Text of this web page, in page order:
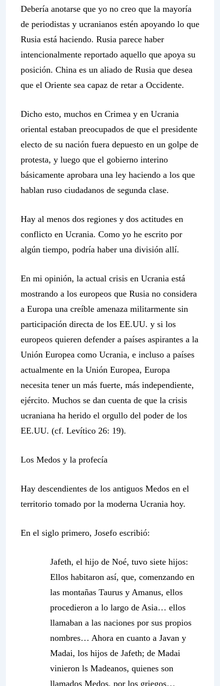
Debería anotarse que yo no creo que la mayoría
de periodistas y ucranianos estén apoyando lo que
Rusia está haciendo. Rusia parece haber
intencionalmente reportado aquello que apoya su
posición. China es un aliado de Rusia que desea
que el Oriente sea capaz de retar a Occidente.
Dicho esto, muchos en Crimea y en Ucrania
oriental estaban preocupados de que el presidente
electo de su nación fuera depuesto en un golpe de
protesta, y luego que el gobierno interino
básicamente aprobara una ley haciendo a los que
hablan ruso ciudadanos de segunda clase.
Hay al menos dos regiones y dos actitudes en
conflicto en Ucrania. Como yo he escrito por
algún tiempo, podría haber una división allí.
En mi opinión, la actual crisis en Ucrania está
mostrando a los europeos que Rusia no considera
a Europa una creíble amenaza militarmente sin
participación directa de los EE.UU. y si los
europeos quieren defender a países aspirantes a la
Unión Europea como Ucrania, e incluso a países
actualmente en la Unión Europea, Europa
necesita tener un más fuerte, más independiente,
ejército. Muchos se dan cuenta de que la crisis
ucraniana ha herido el orgullo del poder de los
EE.UU. (cf. Levítico 26: 19).
Los Medos y la profecía
Hay descendientes de los antiguos Medos en el
territorio tomado por la moderna Ucrania hoy.
En el siglo primero, Josefo escribió:
Jafeth, el hijo de Noé, tuvo siete hijos:
Ellos habitaron así, que, comenzando en
las montañas Taurus y Amanus, ellos
procedieron a lo largo de Asia… ellos
llamaban a las naciones por sus propios
nombres… Ahora en cuanto a Javan y
Madai, los hijos de Jafeth; de Madai
vinieron ls Madeanos, quienes son
llamados Medos, por los griegos…